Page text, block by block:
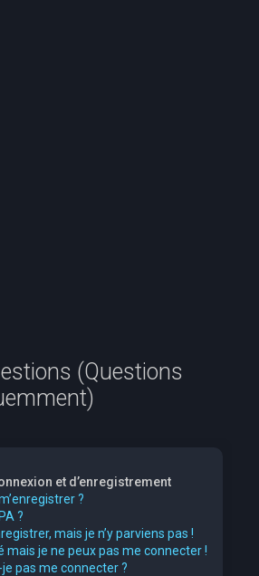
(Questions
et d’enregistrement
?
?
mais je n’y parviens pas !
mais je ne peux pas me connecter !
pas me connecter ?